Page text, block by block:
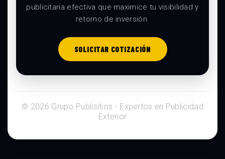
publicitaria efectiva que maximice tu visibilidad y
retorno de inversión.
SOLICITAR COTIZACIÓN
© 2026 Grupo Publisitios - Expertos en Publicidad
Exterior